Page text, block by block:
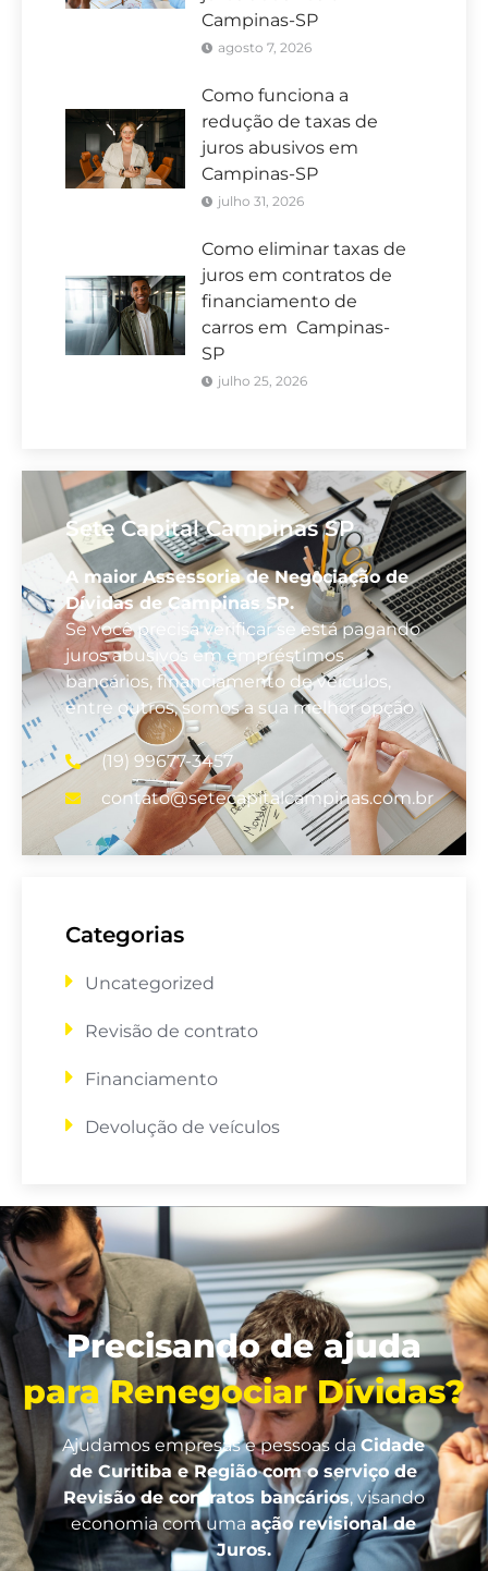
Campinas-SP
agosto 7, 2026
Como funciona a
redução de taxas de
juros abusivos em
Campinas-SP
julho 31, 2026
Como eliminar taxas de
juros em contratos de
financiamento de
carros em Campinas-
SP
julho 25, 2026
Sete Capital Campinas SP
A maior Assessoria de Negociação de
Dívidas de Campinas SP.
Se você precisa verificar se está pagando
juros abusivos em empréstimos
bancários, financiamento de veículos,
entre outros, somos a sua melhor opção
(19) 99677-3457
contato@setecapitalcampinas.com.br
Categorias
Uncategorized
Revisão de contrato
Financiamento
Devolução de veículos
Precisando de ajuda
para Renegociar Dívidas?
Ajudamos empresas e pessoas daCidade
de Curitiba e Região com o serviço de
Revisão de contratos bancários, visando
economia com umaação revisional de
Juros.